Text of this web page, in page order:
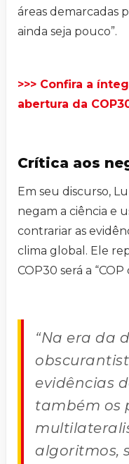
áreas demarcadas
ainda seja pouco”.
>>> Confira a
abertura da
Crítica aos
Em seu discurso,
negam a ciência e
contrariar as
clima global. Ele
COP30 será a
“Na era da
evidências
também os
algoritmos,